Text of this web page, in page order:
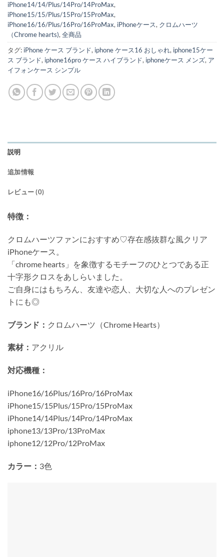
iPhone14/14/Plus/14Pro/14ProMax,
iPhone15/15/Plus/15Pro/15ProMax,
iPhone16/16/Plus/16Pro/16ProMax, iPhoneケース, クロムハーツ
（Chrome hearts), 全商品
タグ: iPhone ケース ブランド, iphone ケース16 おしゃれ, iphone15ケー
ス ブランド, iphone16pro ケース ハイブランド, iphoneケース メンズ, ア
イフォンケース シンプル
説明
追加情報
レビュー (0)
特徴：
クロムハーツファンにおすすめ♡存在感抜群な風クリア
iPhoneケース。
「chrome hearts」を象徴するモチーフのひとつである正
十字形クロスをあしらいました。
ご自身にはもちろん、友達や恋人、大切な人へのプレゼン
トにも◎
ブランド： クロムハーツ（Chrome Hearts）
素材： アクリル
対応機種：
iPhone16/16Plus/16Pro/16ProMax
iPhone15/15Plus/15Pro/15ProMax
iPhone14/14Plus/14Pro/14ProMax
iphone13/13Pro/13ProMax
iphone12/12Pro/12ProMax
カラー： 3色